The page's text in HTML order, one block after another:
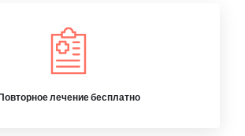
лечение бесплатно